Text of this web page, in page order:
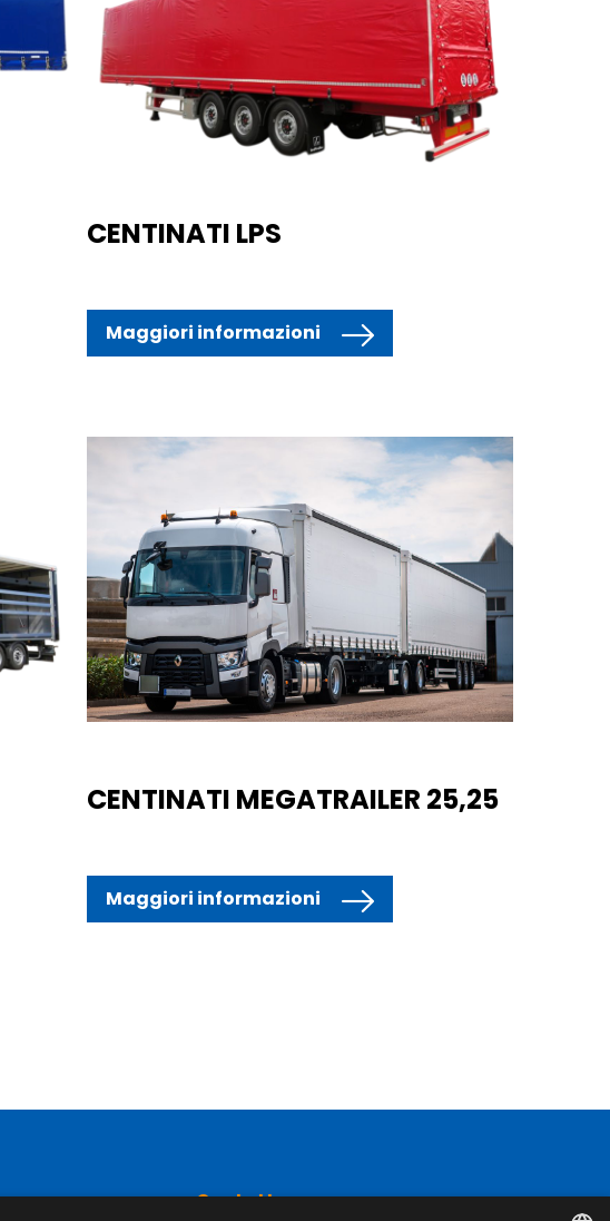
CENTINATI LPS
Maggiori informazioni
CENTINATI MEGATRAILER 25,25
Maggiori informazioni
Contatto